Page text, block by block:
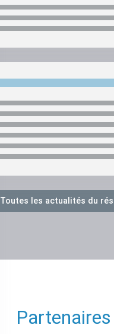
Toutes les actualités du
Partenaires